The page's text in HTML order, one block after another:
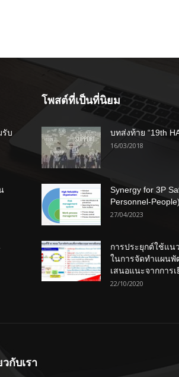
รับ
โพสต์ที่เป็นที่นิยม
บทส่งท้าย “19th
16/03/2018
Synergy for 3P
Personnel-People)
27/04/2023
การประยุกต์ใช้แน
ในการจัดทำแผน
เสนอแนะจากการ
22/10/2020
วกับเรา